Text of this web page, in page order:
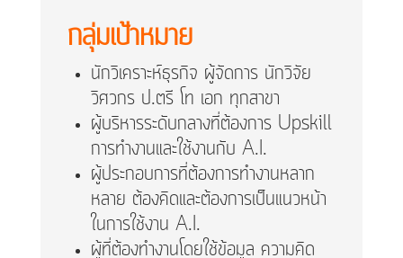
กลุ่มเป้าหมาย
นักวิเคราะห์ธุรกิจ ผู้จัดการ นักวิจัย
วิศวกร ป.ตรี โท เอก ทุกสาขา
ผู้บริหารระดับกลางที่ต้องการ Upskill
การทำงานและใช้งานกับ A.I.
ผู้ประกอบการที่ต้องการทำงานหลาก
หลาย ต้องคิดและต้องการเป็นแนวหน้า
ในการใช้งาน A.I.
ผู้ที่ต้องทำงานโดยใช้ข้อมูล ความคิด